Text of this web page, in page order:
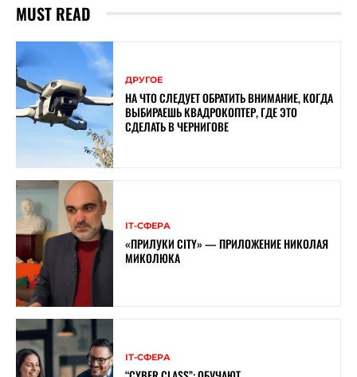
MUST READ
ДРУГОЕ
НА ЧТО СЛЕДУЕТ ОБРАТИТЬ ВНИМАНИЕ, КОГДА
ВЫБИРАЕШЬ КВАДРОКОПТЕР, ГДЕ ЭТО
СДЕЛАТЬ В ЧЕРНИГОВЕ
ІТ-СФЕРА
«ПРИЛУКИ CITY» — ПРИЛОЖЕНИЕ НИКОЛАЯ
МИКОЛЮКА
ІТ-СФЕРА